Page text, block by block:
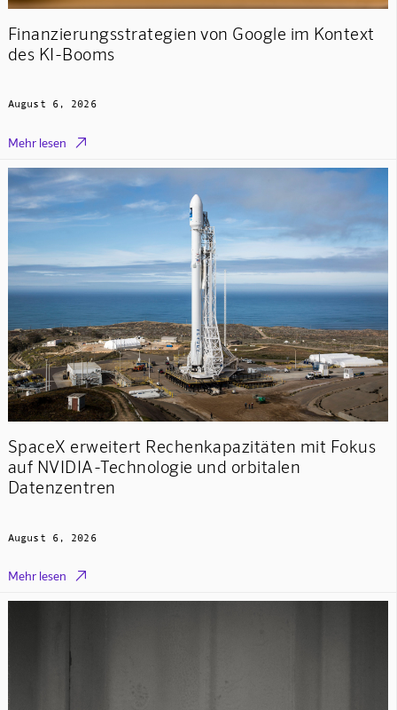
Finanzierungsstrategien von Google im Kontext
des KI-Booms
August 6, 2026
Mehr lesen 
SpaceX erweitert Rechenkapazitäten mit Fokus
auf NVIDIA-Technologie und orbitalen
Datenzentren
August 6, 2026
Mehr lesen 